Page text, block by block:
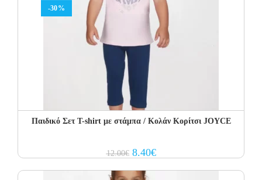
-30%
Παιδικό Σετ T-shirt με στάμπα / Κολάν Κορίτσι JOYCE
12.00€ Original
price
12.00€.
8.40€Current
price